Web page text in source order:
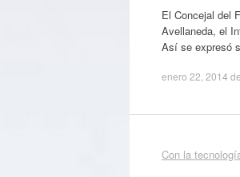
El Concejal del
Avellaneda, el
Así se expresó
enero 22, 2014 de
Con la